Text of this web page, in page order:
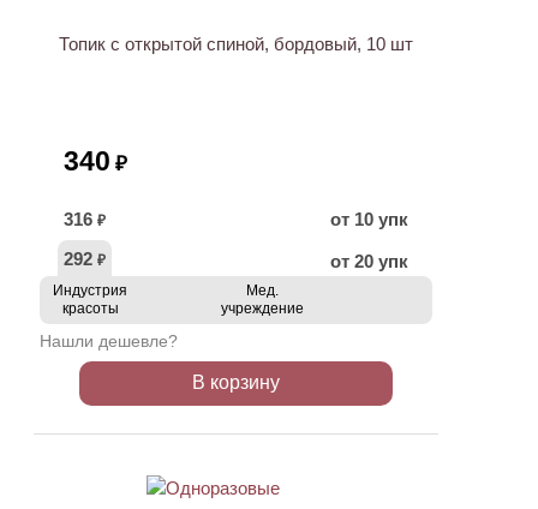
Топик с открытой спиной, бордовый, 10 шт
340 ₽
316 ₽
от 10 упк
292 ₽ от 20 упк
Индустрия
красоты
Мед.
учреждение
Нашли дешевле?
В корзину